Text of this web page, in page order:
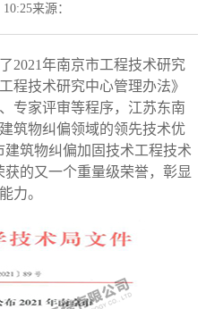
10:25来源：
2021年南京市工程技术研究
程技术研究中心管理办法》
专家评审等程序，江苏东南
筑物纠偏领域的领先技术优
筑物纠偏加固技术工程技术
的又一个重量级荣誉，彰显
力。